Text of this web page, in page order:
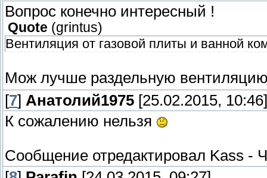
Вопрос конечно интересный !
Quote (grintus)
Вентиляция от газовой плиты и ванной
Мож лучше раздельную
[7] Анатолий1975 [25.02.2015, 10:46]
К сожалению нельзя
Сообщение отредактировал Kass -